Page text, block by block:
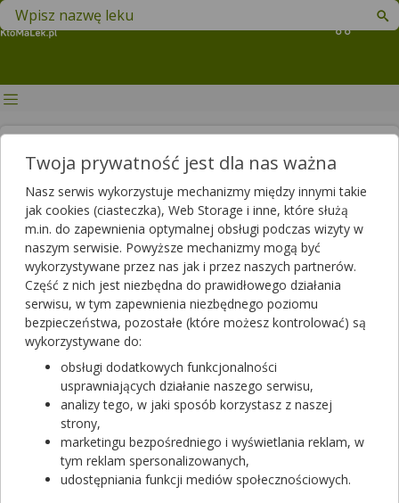
Koszyk
Znajdź lek w swojej okolicy
Czy leki na cukrzycę są
zanieczyszczone? Przyjmują je
nawet 2 miliony pacjentów w
Polsce
Publikacja: 2019-12-04 11:15 Aktualizacja: 2024-04-17 12:54
We wtorkowy wieczór w mediach pojawiła się informacja na
temat zanieczyszczenia leków przeciwcukrzycowych na bazie
metforminy. Ministerstwo Zdrowia już zapowiedziało pilne
posiedzenie sztabu kryzysowego, który ma zająć się tym
problemem. Istnieje poważne zagrożenie, że leki zawierające
metforminę mogą być zanieczyszczone substancją potencjalnie
Autor
Artykuł rekomendowany przez:
magister farmacji Bartłomiej Łuczyński
Twoja prywatność jest dla nas ważna
Nasz serwis wykorzystuje mechanizmy między innymi takie
jak cookies (ciasteczka), Web Storage i inne, które służą
m.in. do zapewnienia optymalnej obsługi podczas wizyty w
naszym serwisie. Powyższe mechanizmy mogą być
wykorzystywane przez nas jak i przez naszych partnerów.
Część z nich jest niezbędna do prawidłowego działania
serwisu, w tym zapewnienia niezbędnego poziomu
bezpieczeństwa, pozostałe (które możesz kontrolować) są
wykorzystywane do:
obsługi dodatkowych funkcjonalności
usprawniających działanie naszego serwisu,
analizy tego, w jaki sposób korzystasz z naszej
strony,
marketingu bezpośredniego i wyświetlania reklam, w
tym reklam spersonalizowanych,
udostępniania funkcji mediów społecznościowych.